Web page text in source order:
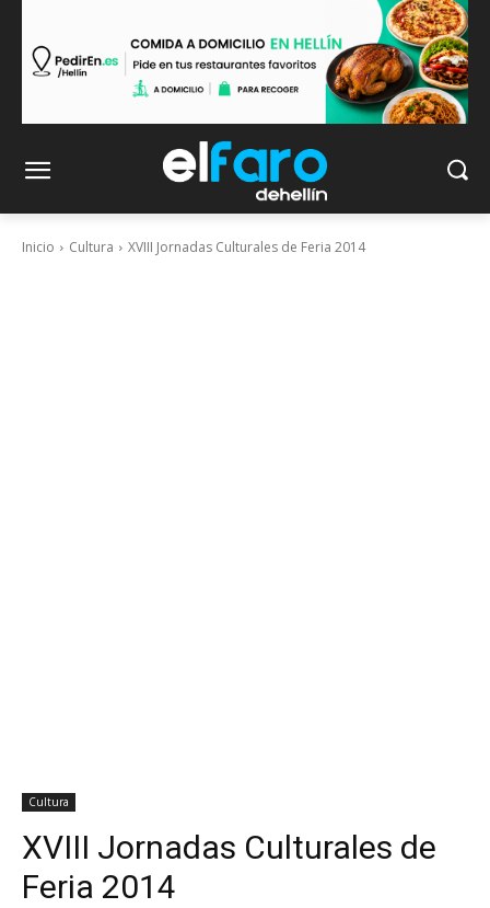
Inicio Cultura XVIII Jornadas Culturales de Feria 2014
Cultura
XVIII Jornadas Culturales de
Feria 2014